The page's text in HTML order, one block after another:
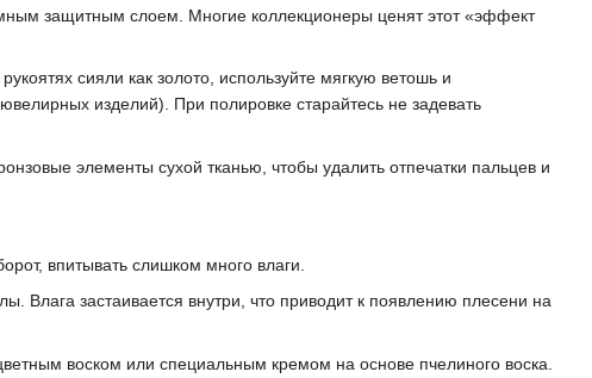
защитным слоем. Многие коллекционеры ценят этот «эффект
сияли как золото, используйте мягкую ветошь и
изделий). При полировке старайтесь не задевать
элементы сухой тканью, чтобы удалить отпечатки пальцев и
впитывать слишком много влаги.
Влага застаивается внутри, что приводит к появлению плесени на
воском или специальным кремом на основе пчелиного воска.